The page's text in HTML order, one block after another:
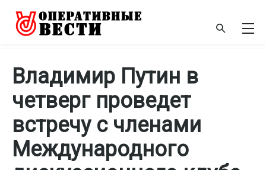
Владимир Путин в
четверг проведет
встречу с членами
Международного